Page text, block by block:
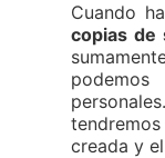
Cuando
copias de
creada y